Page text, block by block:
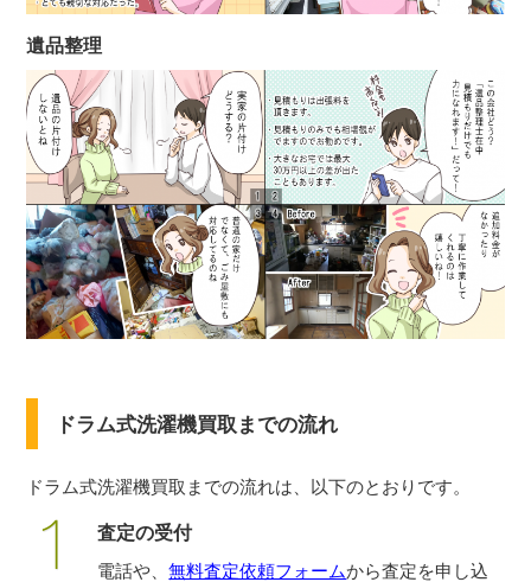
遺品整理
ドラム式洗濯機買取までの流れ
ドラム式洗濯機買取までの流れは、以下のとおりです。
査定の受付
電話や、無料査定依頼フォームから査定を申し込